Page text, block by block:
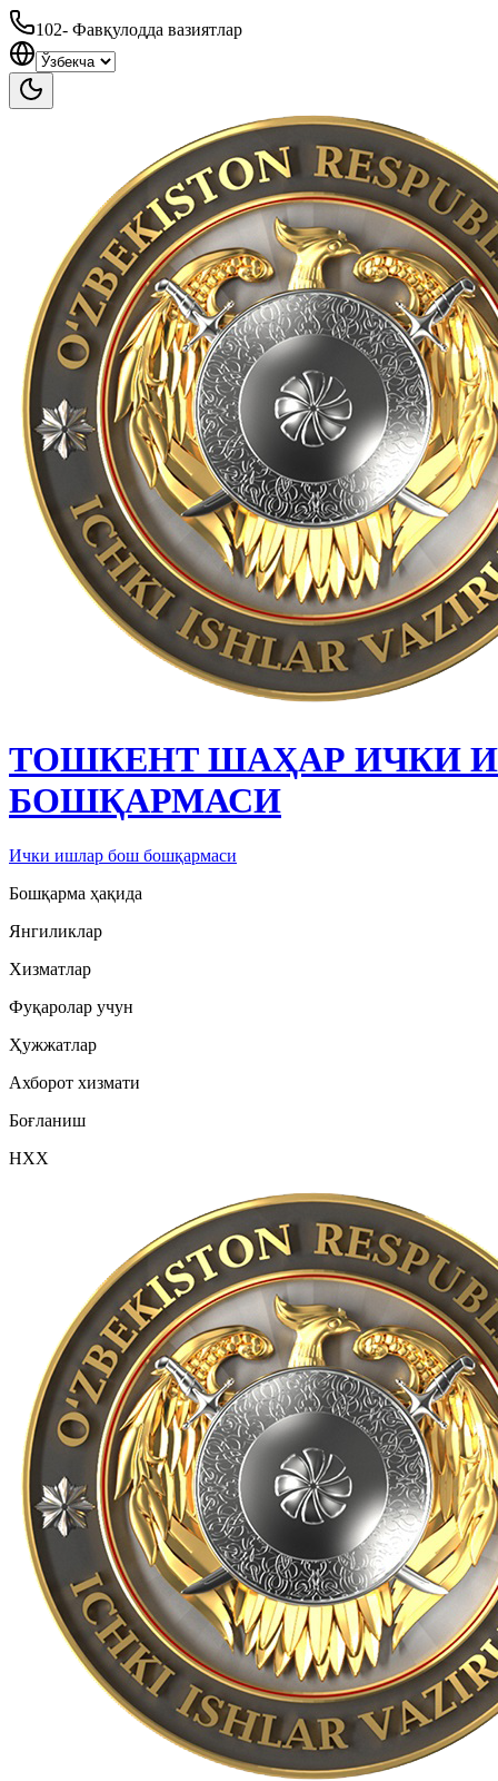
102- Фавқулодда вазиятлар
ТОШКЕНТ ШАҲАР ИЧКИ
БОШҚАРМАСИ
Ички ишлар бош бошқармаси
Бошқарма ҳақида
Янгиликлар
Хизматлар
Фуқаролар учун
Ҳужжатлар
Ахборот хизмати
Боғланиш
НХХ